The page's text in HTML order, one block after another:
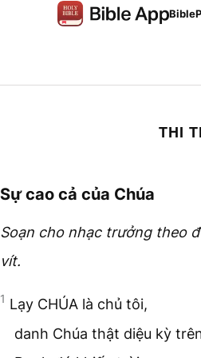
Bible
THI
Sự cao cả của Chúa
Soạn cho nhạc trưởng theo
vít.
1 Lạy CHÚA là chủ tôi,
danh Chúa thật diệu kỳ